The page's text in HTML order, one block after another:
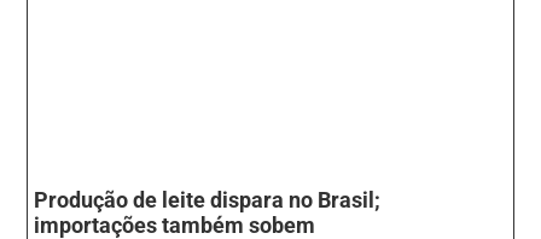
Produção de leite dispara no Brasil;
importações também sobem